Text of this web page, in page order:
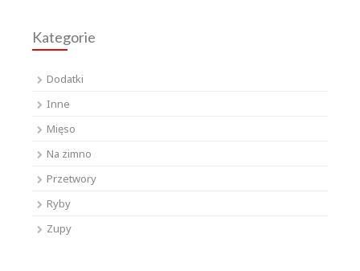
Kategorie
Dodatki
Inne
Mięso
Na zimno
Przetwory
Ryby
Zupy